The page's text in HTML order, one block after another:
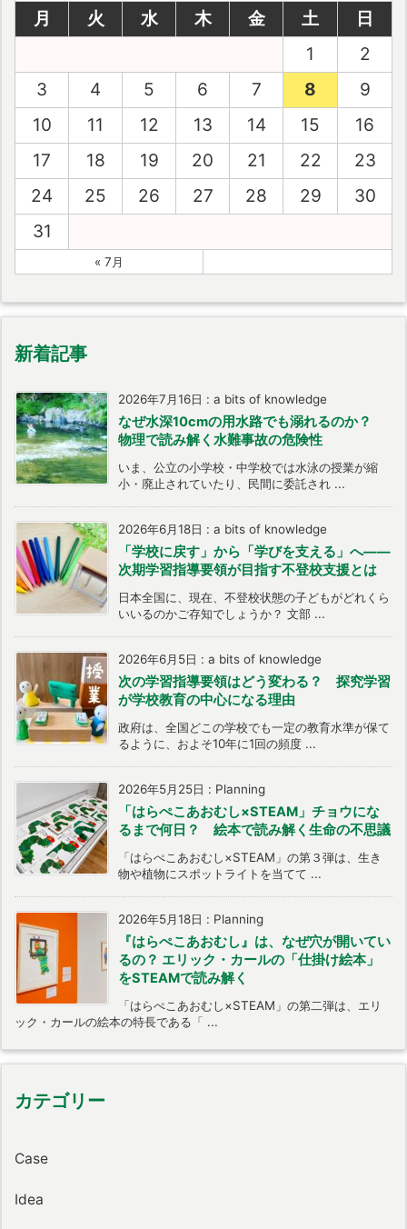
月 火 水 木 金 土
日
1
2
3
4 5 6 7 8
9
10
11 12 13 14 15
16
17
18 19 20 21 22
23
24
25 26 27 28 29
30
31
« 7月
新着記事
2026年7月16日 : a bits of knowledge
なぜ水深10cmの用水路でも溺れるのか？
物理で読み解く水難事故の危険性
いま、公立の小学校・中学校では水泳の授業が縮
小・廃止されていたり、民間に委託され ...
2026年6月18日 : a bits of knowledge
「学校に戻す」から「学びを支える」へ――
次期学習指導要領が目指す不登校支援とは
日本全国に、現在、不登校状態の子どもがどれくら
いいるのかご存知でしょうか？ 文部 ...
2026年6月5日 : a bits of knowledge
次の学習指導要領はどう変わる？ 探究学習
が学校教育の中心になる理由
政府は、全国どこの学校でも一定の教育水準が保て
るように、およそ10年に1回の頻度 ...
2026年5月25日 : Planning
「はらぺこあおむし×STEAM」チョウにな
るまで何日？ 絵本で読み解く生命の不思議
「はらぺこあおむし×STEAM」の第３弾は、生き
物や植物にスポットライトを当てて ...
2026年5月18日 : Planning
『はらぺこあおむし』は、なぜ穴が開いてい
るの？ エリック・カールの「仕掛け絵本」
をSTEAMで読み解く
「はらぺこあおむし×STEAM」の第二弾は、エリ
ック・カールの絵本の特長である「 ...
カテゴリー
Case
Idea